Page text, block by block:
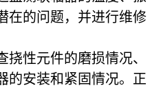
在的问题，并进行维修
性元件的磨损情况、
的安装和紧固情况。正